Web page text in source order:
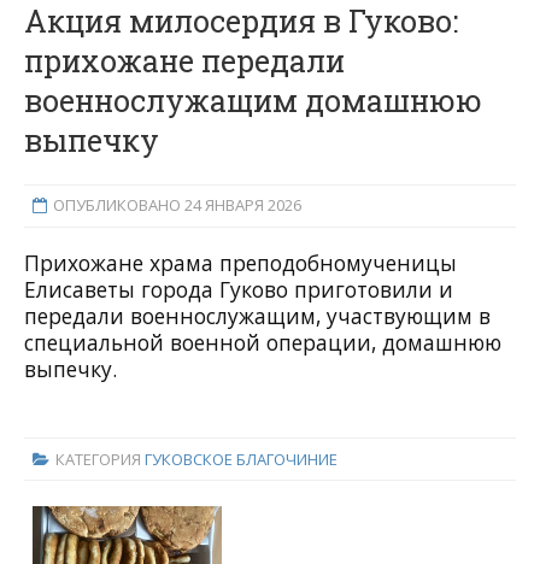
Акция милосердия в Гуково:
прихожане передали
военнослужащим домашнюю
выпечку
ОПУБЛИКОВАНО 24 ЯНВАРЯ 2026
Прихожане храма преподобномученицы
Елисаветы города Гуково приготовили и
передали военнослужащим, участвующим в
специальной военной операции, домашнюю
выпечку.
КАТЕГОРИЯ ГУКОВСКОЕ БЛАГОЧИНИЕ